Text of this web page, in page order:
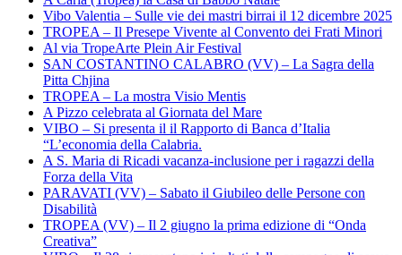
Vibo Valentia – Sulle vie dei mastri birrai il 12 dicembre 2025
TROPEA – Il Presepe Vivente al Convento dei Frati Minori
Al via TropeArte Plein Air Festival
SAN COSTANTINO CALABRO (VV) – La Sagra della
Pitta Chjina
TROPEA – La mostra Visio Mentis
A Pizzo celebrata al Giornata del Mare
VIBO – Si presenta il il Rapporto di Banca d’Italia
“L’economia della Calabria.
A S. Maria di Ricadi vacanza-inclusione per i ragazzi della
Forza della Vita
PARAVATI (VV) – Sabato il Giubileo delle Persone con
Disabilità
TROPEA (VV) – Il 2 giugno la prima edizione di “Onda
Creativa”